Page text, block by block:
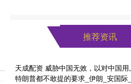
推荐资讯
天成配资 威胁中国无效，以对中国
特朗普都不敢提的要求_伊朗_安国际